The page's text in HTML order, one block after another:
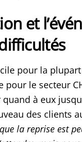
et
pour la
pour le secteur
à eux
des clients
la reprise est